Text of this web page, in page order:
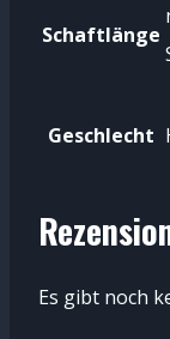
Schaftlänge
Geschlecht
Es gibt noch